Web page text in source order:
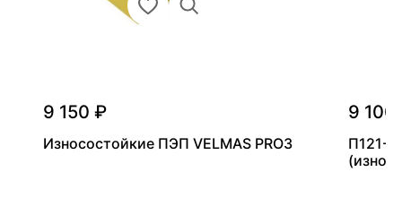
9 150 ₽
Износостойкие ПЭП VELMAS PRO3
9 100
П121-